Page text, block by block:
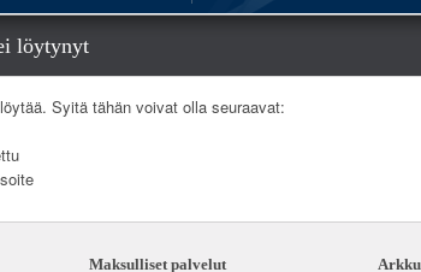
löytynyt
Syitä tähän voivat olla seuraavat:
Maksulliset palvelut